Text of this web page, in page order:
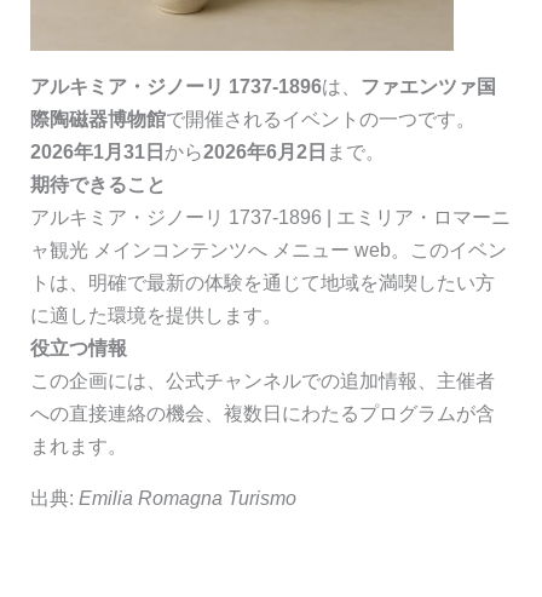
アルキミア・ジノーリ 1737-1896は、 ファエンツァ国
際陶磁器博物館で開催されるイベントの一つです。
2026年1月31日 から2026年6月2日 まで。
期待できること
アルキミア・ジノーリ 1737-1896 | エミリア・ロマーニ
ャ観光 メインコンテンツへ メニュー web。このイベン
トは、明確で最新の体験を通じて地域を満喫したい方
に適した環境を提供します。
役立つ情報
この企画には、公式チャンネルでの追加情報、主催者
への直接連絡の機会、複数日にわたるプログラムが含
まれます。
出典: Emilia Romagna Turismo